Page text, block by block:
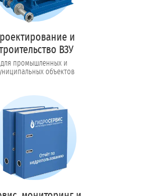
и
ВЗУ
для промышленных и
объектов